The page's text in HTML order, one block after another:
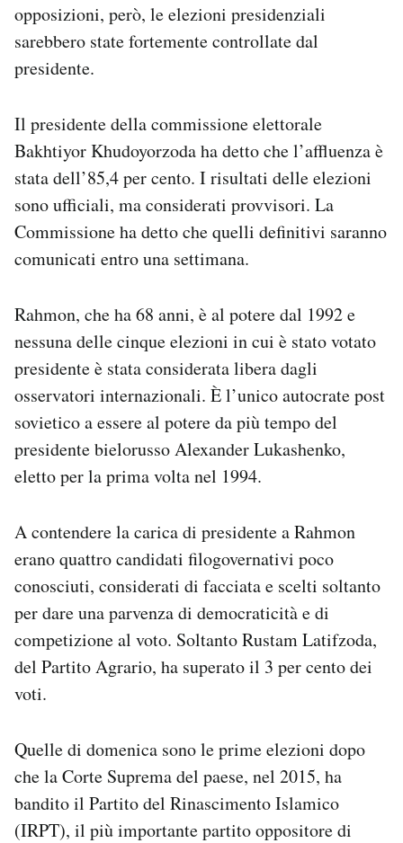
Newsletter
Notifiche mobile
Hai bisogno di aiuto?
opposizioni, però, le elezioni presidenziali
sarebbero state fortemente controllate dal
presidente.
Il presidente della commissione elettorale
Bakhtiyor Khudoyorzoda ha detto che l’affluenza è
stata dell’85,4 per cento. I risultati delle elezioni
sono ufficiali, ma considerati provvisori. La
Commissione ha detto che quelli definitivi saranno
comunicati entro una settimana.
Rahmon, che ha 68 anni, è al potere dal 1992 e
nessuna delle cinque elezioni in cui è stato votato
presidente è stata considerata libera dagli
osservatori internazionali. È l’unico autocrate post
sovietico a essere al potere da più tempo del
presidente bielorusso Alexander Lukashenko,
eletto per la prima volta nel 1994.
A contendere la carica di presidente a Rahmon
erano quattro candidati filogovernativi poco
conosciuti, considerati di facciata e scelti soltanto
per dare una parvenza di democraticità e di
competizione al voto. Soltanto Rustam Latifzoda,
del Partito Agrario, ha superato il 3 per cento dei
voti.
Quelle di domenica sono le prime elezioni dopo
che la Corte Suprema del paese, nel 2015, ha
bandito il Partito del Rinascimento Islamico
(IRPT), il più importante partito oppositore di